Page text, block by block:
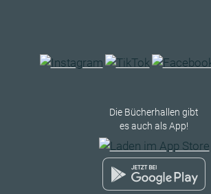
Die Bücherhallen gibt
es auch als App!